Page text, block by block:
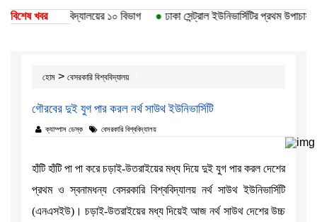
বিশেষ খবর
ঢাকা বিশ্ববিদ্যালয়ের ১০ বিভাগ ঢাকা সেন্ট্রাল ইউনিভার্সিটির প্রথম উপাচার্য
হোম > বেসরকারি বিশ্ববিদ্যালয়
গৌরবের দুই যুগ পার করল নর্থ সাউথ ইউনিভার্সিটি
ক্যাম্পাস ডেস্ক বেসরকারি বিশ্ববিদ্যালয়
হাঁটি হাঁটি পা পা করে চড়াই-উতরাইয়ের মধ্য দিয়ে দুই যুগ পার করল দেশের
প্রথম ও স্বনামধন্য বেসরকারি বিশ্ববিদ্যালয় নর্থ সাউথ ইউনিভার্সিটি
(এনএসইউ)। চড়াই-উতরাইয়ের মধ্য দিয়েই আজ নর্থ সাউথ দেশের উচ্চ